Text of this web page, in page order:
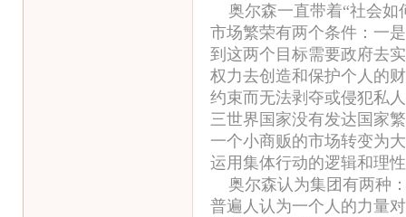
奥尔森一直带着“社会如
市场繁荣有两个条件：一
到这两个目标需要政府去
权力去创造和保护个人的
约束而无法剥夺或侵犯私
三世界国家没有发达国家
一个小商贩的市场转变为
运用集体行动的逻辑和理
奥尔森认为集团有两种
普遍人认为一个人的力量